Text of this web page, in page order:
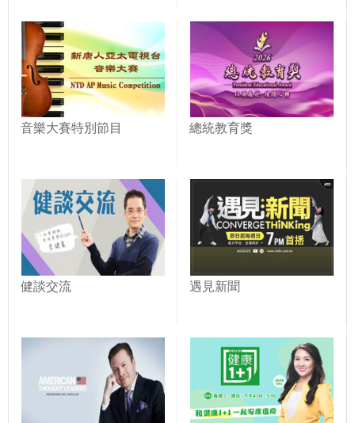
音樂大賽特別節目 總統教育獎
健談交流 遇見新聞